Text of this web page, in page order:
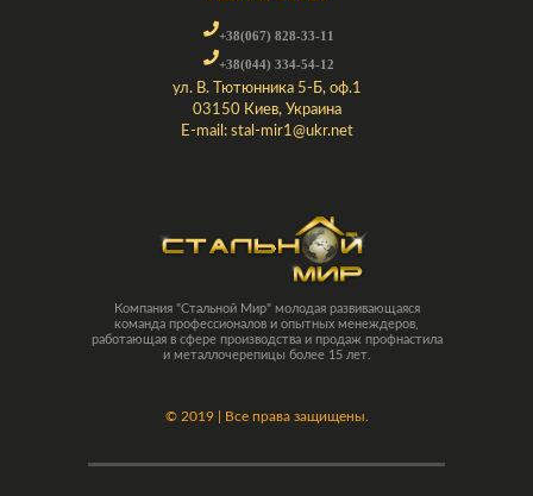
+38(067) 828-33-11
+38(044) 334-54-12
ул. В. Тютюнника 5-Б, оф.1
03150 Киев, Украина
E-mail: stal-mir1@ukr.net
Компания "Стальной Мир" молодая развивающаяся
команда профессионалов и опытных менеждеров,
работающая в сфере производства и продаж профнастила
и металлочерепицы более 15 лет.
© 2019 | Все права защищены.